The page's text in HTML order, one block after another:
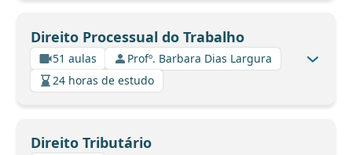
Direito Processual do Trabalho
51 aulas
Profº. Barbara Dias Largura
24 horas de estudo
Direito Tributário